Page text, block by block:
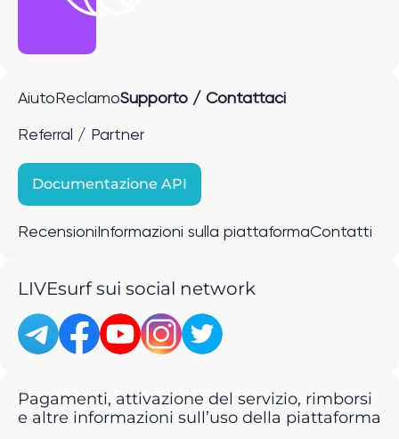
Aiuto ReclamoSupporto / Contattaci
Referral / Partner
Documentazione API
Recensioni Informazioni sulla piattaformaContatti
LIVEsurf sui social network
Pagamenti, attivazione del servizio, rimborsi
e altre informazioni sull’uso della piattaforma